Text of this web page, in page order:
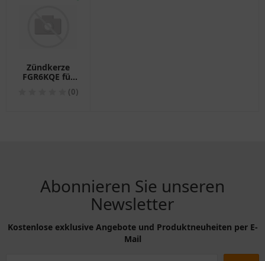
Zündkerze
FGR6KQE für
(0)
Abonnieren Sie unseren
Newsletter
Kostenlose exklusive Angebote und Produktneuheiten per E-
Mail